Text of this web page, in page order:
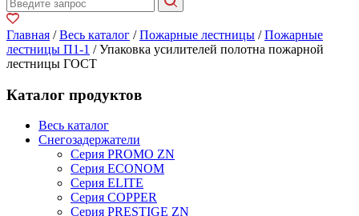
Главная /Весь каталог /Пожарные лестницы /Пожарные
лестницы П1-1 / Упаковка усилителей полотна пожарной
лестницы ГОСТ
Каталог продуктов
Весь каталог
Снегозадержатели
Серия PROMO ZN
Серия ECONOM
Серия ELITE
Серия COPPER
Серия PRESTIGE ZN